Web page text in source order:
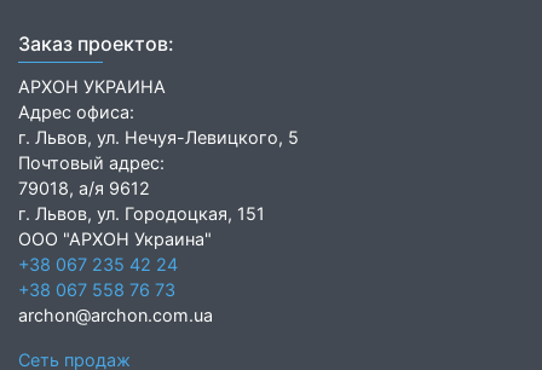
Заказ проектов:
АРХОН УКРАИНА
Адрес офиса:
г. Львов, ул. Нечуя-Левицкого, 5
Почтовый адрес:
79018, а/я 9612
г. Львов, ул. Городоцкая, 151
ООО "АРХОН Украина"
+38 067 235 42 24
+38 067 558 76 73
archon@archon.com.ua
Сеть продаж